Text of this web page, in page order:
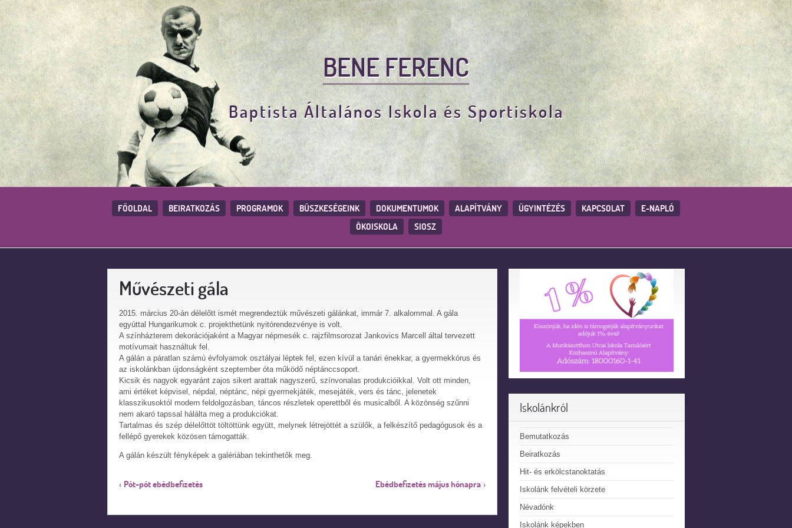
BENE FERENC
Baptista Általános Iskola és Sportiskola
FŐOLDAL BEIRATKOZÁS PROGRAMOK BÜSZKESÉGEINK DOKUMENTUMOK ALAPÍTVÁNY ÜGYINTÉZÉS KAPCSOLAT
E-NAPLÓ
ÖKOISKOLA
SIOSZ
Művészeti gála
2015. március 20-án délelőtt ismét megrendeztük művészeti gálánkat, immár 7. alkalommal. A gála
egyúttal Hungarikumok c. projekthetünk nyitórendezvénye is volt.
A színházterem dekorációjaként a Magyar népmesék c. rajzfilmsorozat Jankovics Marcell által tervezett
motívumait használtuk fel.
A gálán a páratlan számú évfolyamok osztályai léptek fel, ezen kívül a tanári énekkar, a gyermekkórus és
az iskolánkban újdonságként szeptember óta működő néptánccsoport.
Kicsik és nagyok egyaránt zajos sikert arattak nagyszerű, színvonalas produkcióikkal. Volt ott minden,
ami értéket képvisel, népdal, néptánc, népi gyermekjáték, mesejáték, vers és tánc, jelenetek
klasszikusoktól modern feldolgozásban, táncos részletek operettből és musicalből. A közönség szűnni
nem akaró tapssal hálálta meg a produkciókat.
Tartalmas és szép délelőttöt töltöttünk együtt, melynek létrejöttét a szülők, a felkészítő pedagógusok és a
fellépő gyerekek közösen támogatták.
A gálán készült fényképek a galériában tekinthetők meg.
‹ Pót-pót ebédbefizetés Ebédbefizetés május hónapra›
Iskolánkról
Bemutatkozás
Beiratkozás
Hit- és erkölcstanoktatás
Iskolánk felvételi körzete
Névadónk
Iskolánk képekben